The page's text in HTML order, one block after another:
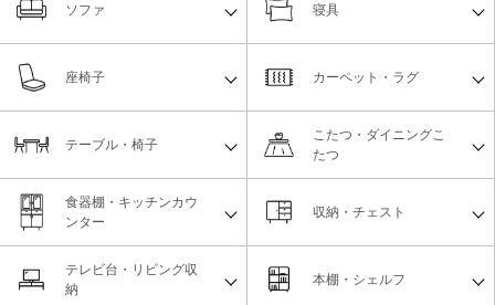
ソファ 寝具
座椅子 カーペット・ラグ
テーブル・椅子
こたつ・ダイニングこ
たつ
食器棚・キッチンカウ
ンター
収納・チェスト
テレビ台・リビング収
納
本棚・シェルフ